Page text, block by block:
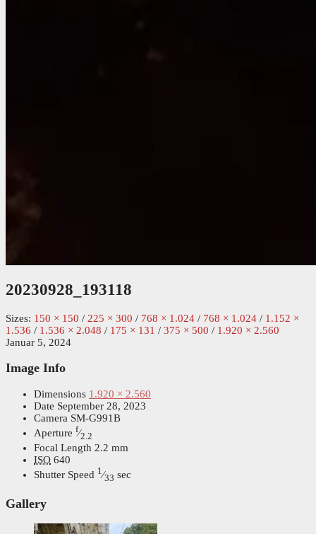
20230928_193118
Sizes: 150 × 150 / 225 × 300 / 768 × 1.024 / 768 × 1.024 / 1.152 ×
1.536 / 1.536 × 2.048 / 175 × 131 / 375 × 500 / 1.920 × 2.560
Januar 5, 2024
Image Info
Dimensions 1.920 × 2.560
Date September 28, 2023
Camera SM-G991B
Aperture f⁄2.2
Focal Length 2.2 mm
ISO 640
Shutter Speed 1⁄33 sec
Gallery